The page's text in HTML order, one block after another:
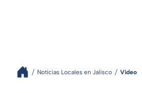
Noticias Locales en Jalisco Video